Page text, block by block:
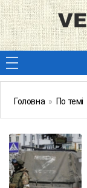
Головна » По темі